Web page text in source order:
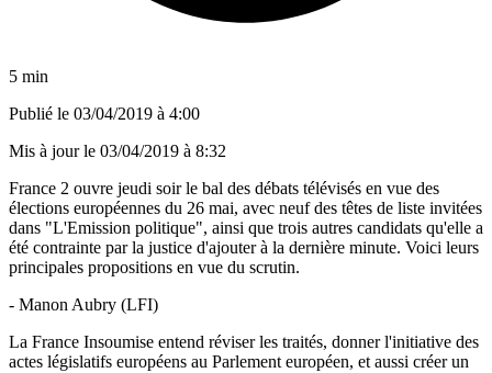
5 min
Publié le 03/04/2019 à 4:00
Mis à jour le 03/04/2019 à 8:32
France 2 ouvre jeudi soir le bal des débats télévisés en vue des
élections européennes du 26 mai, avec neuf des têtes de liste invitées
dans "L'Emission politique", ainsi que trois autres candidats qu'elle a
été contrainte par la justice d'ajouter à la dernière minute. Voici leurs
principales propositions en vue du scrutin.
- Manon Aubry (LFI)
La France Insoumise entend réviser les traités, donner l'initiative des
actes législatifs européens au Parlement européen, et aussi créer un